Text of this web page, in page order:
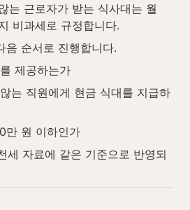
는 근로자가 받는 식사대는 월
비과세로 규정합니다.
음 순서로 진행합니다.
제공하는가
는 직원에게 현금 식대를 지급하
만 원 이하인가
세 자료에 같은 기준으로 반영되